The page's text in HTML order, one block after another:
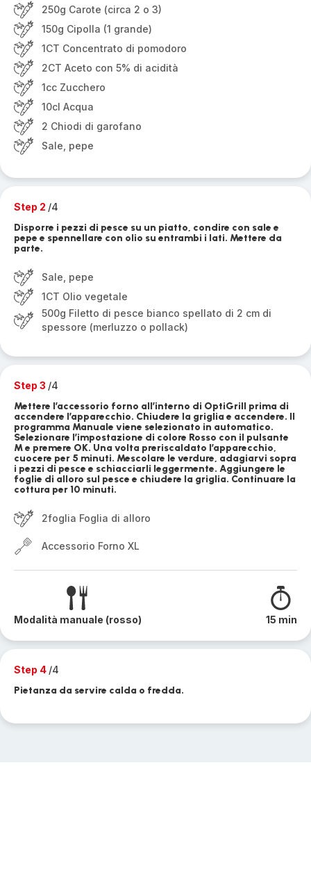
250g Carote (circa 2 o 3)
150g Cipolla (1 grande)
1CT Concentrato di pomodoro
2CT Aceto con 5% di acidità
1cc Zucchero
10cl Acqua
2 Chiodi di garofano
Sale, pepe
Step 2 /4
Disporre i pezzi di pesce su un piatto, condire con sale e
pepe e spennellare con olio su entrambi i lati. Mettere da
parte.
Sale, pepe
1CT Olio vegetale
500g Filetto di pesce bianco spellato di 2 cm di
spessore (merluzzo o pollack)
Step 3 /4
Mettere l’accessorio forno all’interno di OptiGrill prima di
accendere l’apparecchio. Chiudere la griglia e accendere. Il
programma Manuale viene selezionato in automatico.
Selezionare l’impostazione di colore Rosso con il pulsante
M e premere OK. Una volta preriscaldato l’apparecchio,
cuocere per 5 minuti. Mescolare le verdure, adagiarvi sopra
i pezzi di pesce e schiacciarli leggermente. Aggiungere le
foglie di alloro sul pesce e chiudere la griglia. Continuare la
cottura per 10 minuti.
2foglia Foglia di alloro
Accessorio Forno XL
Modalità manuale (rosso) 15 min
Step 4 /4
Pietanza da servire calda o fredda.